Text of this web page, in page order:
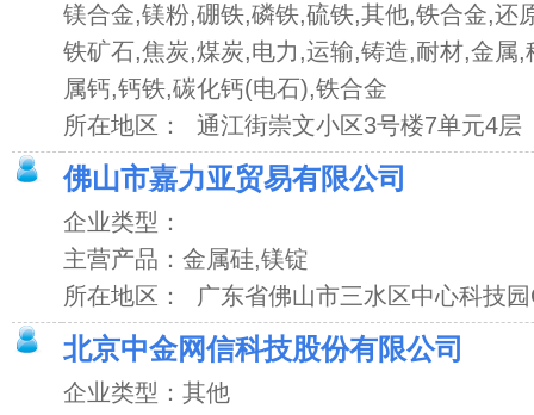
镁合金,镁粉,硼铁,磷铁,硫铁,其他,铁合金,还
铁矿石,焦炭,煤炭,电力,运输,铸造,耐材,金属,
属钙,钙铁,碳化钙(电石),铁合金
所在地区： 通江街崇文小区3号楼7单元4层
佛山市嘉力亚贸易有限公司
企业类型：
主营产品：金属硅,镁锭
所在地区： 广东省佛山市三水区中心科技
北京中金网信科技股份有限公司
企业类型：其他